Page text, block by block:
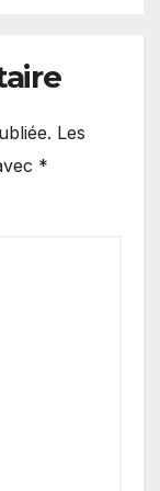
Les
*